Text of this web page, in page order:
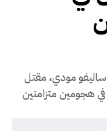
ساليفو مودي، مقتل
وإصابة 15 آخرين، في هجومين متزامنين